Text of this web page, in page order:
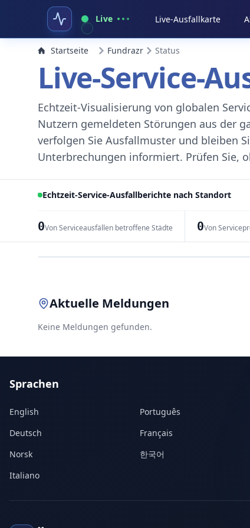
Live Live-Ausfallkarte
Startseite Fundrazr Status
Live-Service-
Echtzeit-Visualisierung von globalen
Nutzern gemeldeten Störungen aus der
verfolgen Sie Ausfallmuster und bleiben
Unterbrechungen informiert. Prüfen Sie,
Echtzeit-Service-Ausfallberichte nach Standort
0Von Serviceausfällen betroffene Städte 0Von
Aktuelle Meldungen
Keine Meldungen gefunden.
Sprachen
English Português
Deutsch
Français
Norsk
한국어
Italiano